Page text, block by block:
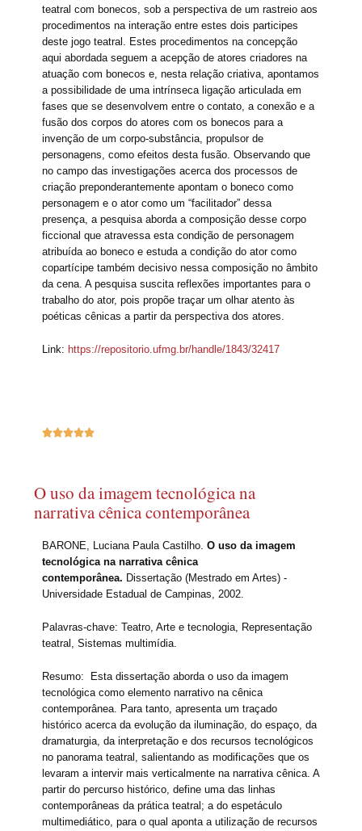
teatral com bonecos, sob a perspectiva de um rastreio aos
procedimentos na interação entre estes dois participes
deste jogo teatral. Estes procedimentos na concepção
aqui abordada seguem a acepção de atores criadores na
atuação com bonecos e, nesta relação criativa, apontamos
a possibilidade de uma intrínseca ligação articulada em
fases que se desenvolvem entre o contato, a conexão e a
fusão dos corpos do atores com os bonecos para a
invenção de um corpo-substância, propulsor de
personagens, como efeitos desta fusão. Observando que
no campo das investigações acerca dos processos de
criação preponderantemente apontam o boneco como
personagem e o ator como um “facilitador” dessa
presença, a pesquisa aborda a composição desse corpo
ficcional que atravessa esta condição de personagem
atribuída ao boneco e estuda a condição do ator como
copartícipe também decisivo nessa composição no âmbito
da cena. A pesquisa suscita reflexões importantes para o
trabalho do ator, pois propõe traçar um olhar atento às
poéticas cênicas a partir da perspectiva dos atores.
Link: https://repositorio.ufmg.br/handle/1843/32417

O uso da imagem tecnológica na
narrativa cênica contemporânea
BARONE, Luciana Paula Castilho.O uso da imagem
tecnológica na narrativa cênica
contemporânea. Dissertação (Mestrado em Artes) -
Universidade Estadual de Campinas, 2002.
Palavras-chave: Teatro, Arte e tecnologia, Representação
teatral, Sistemas multimídia.
Resumo: Esta dissertação aborda o uso da imagem
tecnológica como elemento narrativo na cênica
contemporânea. Para tanto, apresenta um traçado
histórico acerca da evolução da iluminação, do espaço, da
dramaturgia, da interpretação e dos recursos tecnológicos
no panorama teatral, salientando as modificações que os
levaram a intervir mais verticalmente na narrativa cênica. A
partir do percurso histórico, define uma das linhas
contemporâneas da prática teatral; a do espetáculo
multimediático, para o qual aponta a utilização de recursos